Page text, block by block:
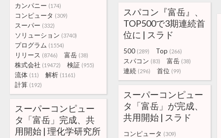
カンパニー (174)
コンピュータ (309)
スーパー (332)
ソリューション (3740)
プログラム (1554)
リリース (8746) 富岳 (38)
株式会社 (19472) 検証 (955)
流体 (11) 解析 (1161)
計算 (192)
スパコン『富岳』、
TOP500で3期連続首
位に | スラド
500 (289) Top (266)
スパコン (83) 富岳 (38)
連続 (296) 首位 (99)
スーパーコンピュー
タ「富岳」完成、共
用開始 | 理化学研究所
スーパーコンピュー
タ「富岳」が完成、
共用開始 | スラド
コンピュータ (309)